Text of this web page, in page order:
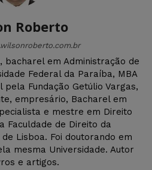
Roberto
bacharel em Administração de
Federal da Paraíba, MBA
Fundação Getúlio Vargas,
empresário, Bacharel em
e mestre em Direito
Faculdade de Direito da
Lisboa. Foi doutorando em
mesma Universidade. Autor
e artigos.